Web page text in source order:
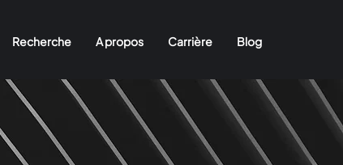
Recherche A propos Carrière Blog